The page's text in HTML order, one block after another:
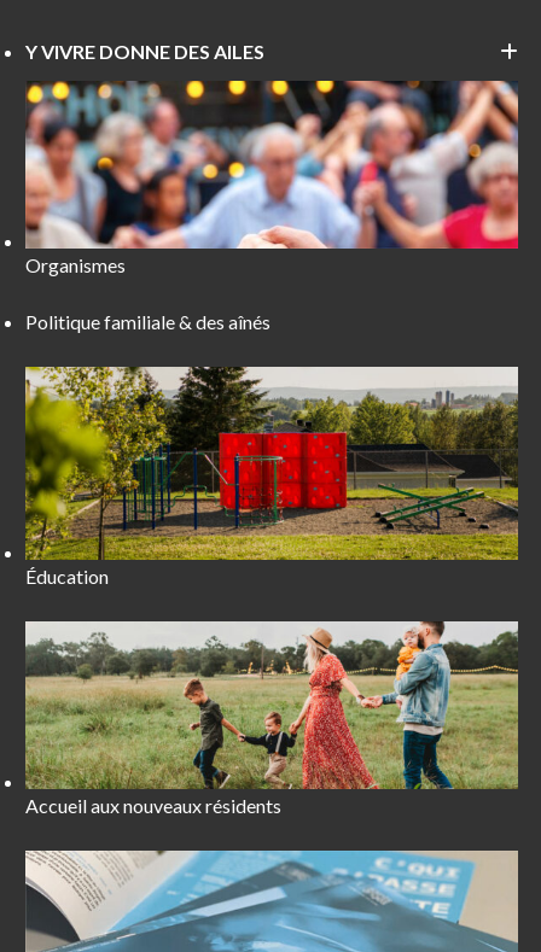
Y VIVRE DONNE DES AILES
Organismes
Politique familiale & des aînés
Éducation
Accueil aux nouveaux résidents